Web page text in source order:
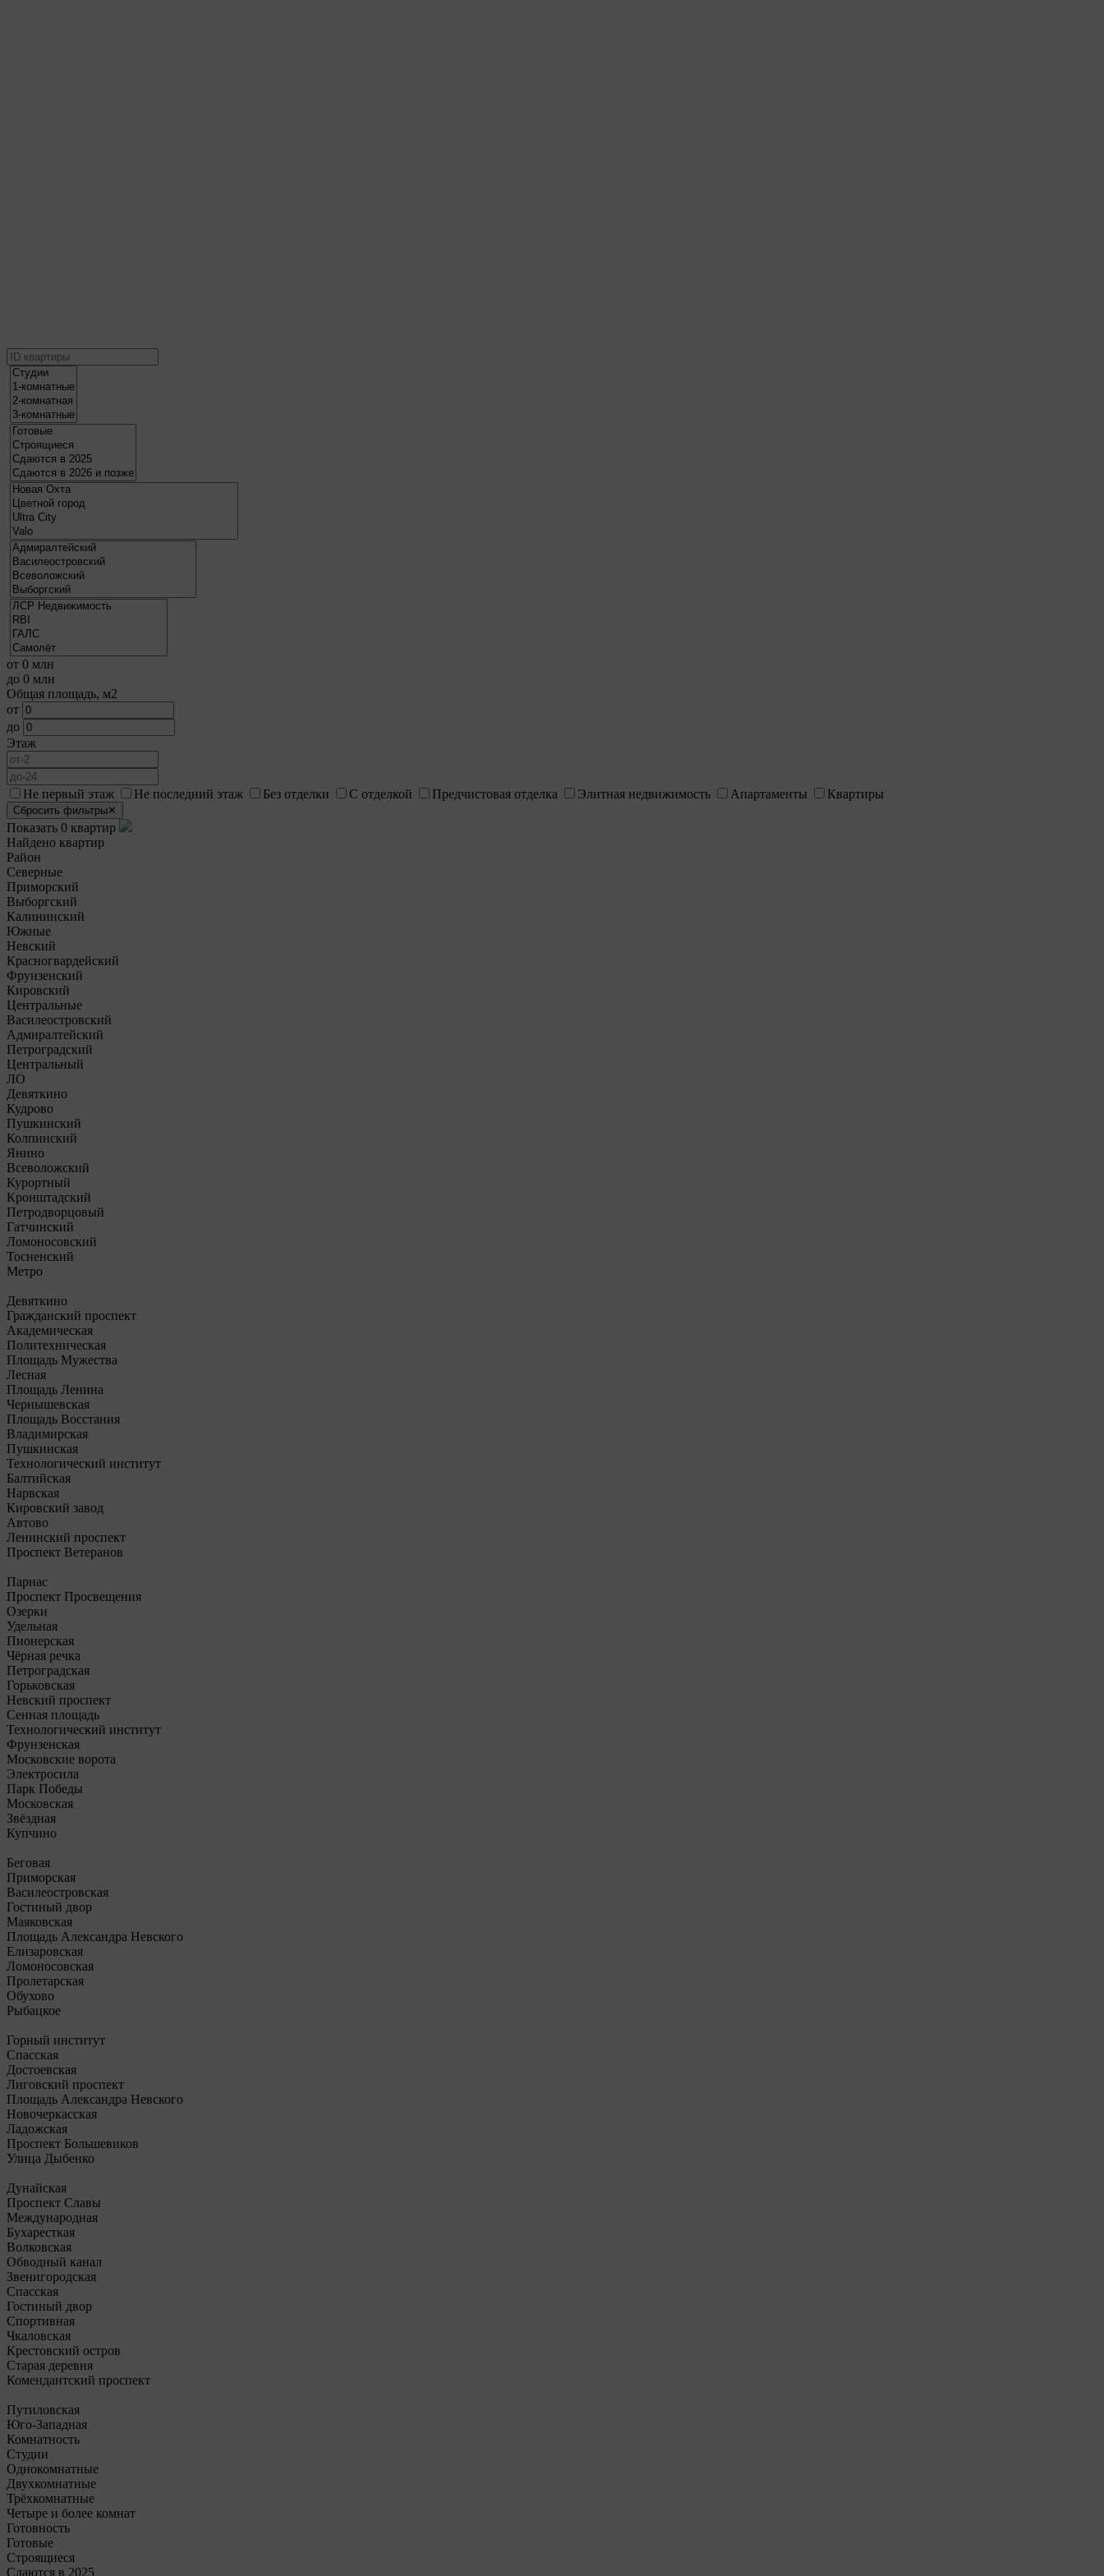
от 0 млн
до 0 млн
Общая площадь, м2
от
до
Этаж
Не первый этаж Не последний этаж Без отделки С отделкой Предчистовая отделка Элитная недвижимость Апартаменты Квартиры
Сбросить фильтры✕
Показать 0 квартир
Найдено квартир
.
Район
Северные
Приморский
Выборгский
Калининский
Южные
Невский
Красногвардейский
Фрунзенский
Кировский
Центральные
Василеостровский
Адмиралтейский
Петроградский
Центральный
ЛО
Девяткино
Кудрово
Пушкинский
Колпинский
Янино
Всеволожский
Курортный
Кронштадский
Петродворцовый
Гатчинский
Ломоносовский
Тосненский
Метро
Девяткино
Гражданский проспект
Академическая
Политехническая
Площадь Мужества
Лесная
Площадь Ленина
Чернышевская
Площадь Восстания
Владимирская
Пушкинская
Технологический институт
Балтийская
Нарвская
Кировский завод
Автово
Ленинский проспект
Проспект Ветеранов
Парнас
Проспект Просвещения
Озерки
Удельная
Пионерская
Чёрная речка
Петроградская
Горьковская
Невский проспект
Сенная площадь
Технологический институт
Фрунзенская
Московские ворота
Электросила
Парк Победы
Московская
Звёздная
Купчино
Беговая
Приморская
Василеостровская
Гостиный двор
Маяковская
Площадь Александра Невского
Елизаровская
Ломоносовская
Пролетарская
Обухово
Рыбацкое
Горный институт
Спасская
Достоевская
Лиговский проспект
Площадь Александра Невского
Новочеркасская
Ладожская
Проспект Большевиков
Улица Дыбенко
Дунайская
Проспект Славы
Международная
Бухаресткая
Волковская
Обводный канал
Звенигородская
Спасская
Гостиный двор
Спортивная
Чкаловская
Крестовский остров
Старая деревня
Комендантский проспект
Путиловская
Юго-Западная
Комнатность
Студии
Однокомнатные
Двухкомнатные
Трёхкомнатные
Четыре и более комнат
Готовность
Готовые
Строящиеся
Сдаются в 2025